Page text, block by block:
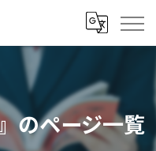
のページ一覧